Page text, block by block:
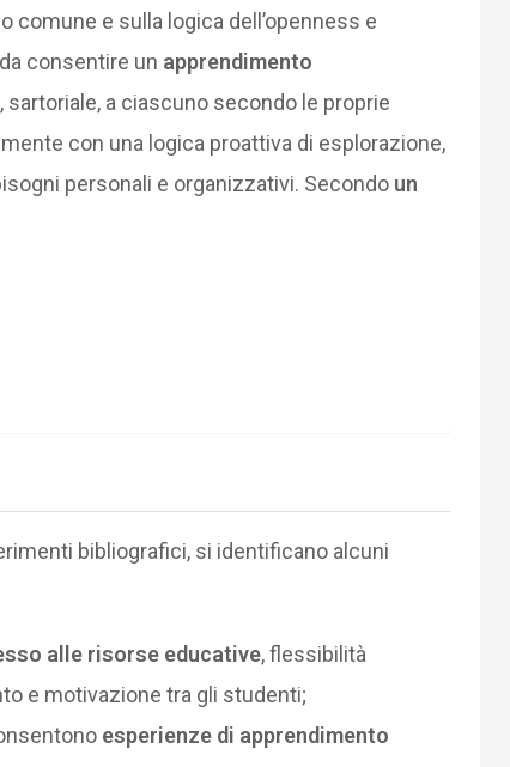
comune e sulla logica dell’openness e
consentire un apprendimento
, sartoriale, a ciascuno secondo le proprie
con una logica proattiva di esplorazione,
personali e organizzativi. Secondo un
bibliografici, si identificano alcuni
alle risorse educative, flessibilità
e motivazione tra gli studenti;
esperienze di apprendimento